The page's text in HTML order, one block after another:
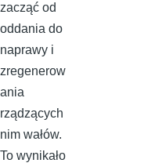
zacząć od
oddania do
naprawy i
zregenerow
ania
rządzących
nim wałów.
To wynikało